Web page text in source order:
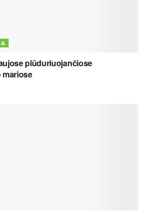
plūduriuojančiose
mariose